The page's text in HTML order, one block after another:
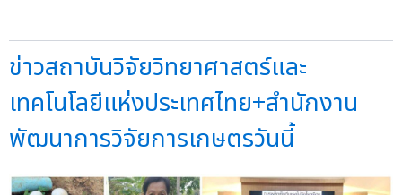
ข่าวสถาบันวิจัยวิทยาศาสตร์และ
เทคโนโลยีแห่งประเทศไทย+สำนักงาน
พัฒนาการวิจัยการเกษตรวันนี้